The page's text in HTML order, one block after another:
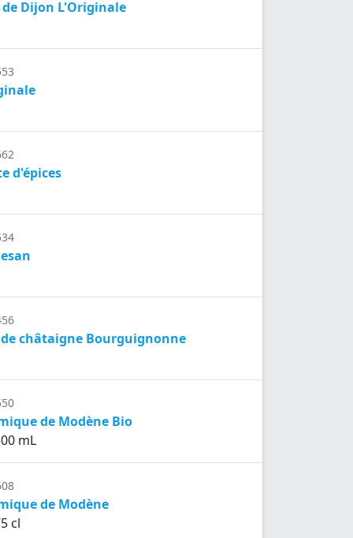
Dijon L'Originale
d'épices
châtaigne Bourguignonne
de Modène Bio
mL
de Modène
cl